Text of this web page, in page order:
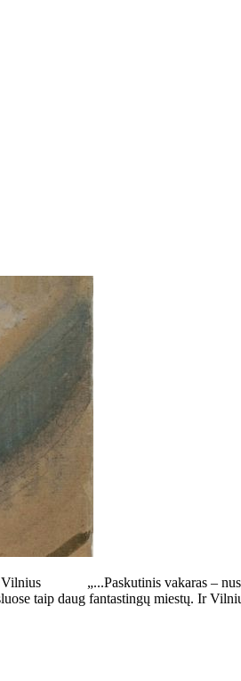
Vilnius „...Paskutinis vakaras –
taip daug fantastingų miestų. Ir